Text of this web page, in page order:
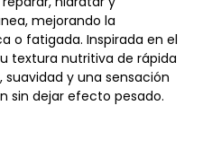
mejorando la
o fatigada. Inspirada en el
textura nutritiva de rápida
y una sensación
sin dejar efecto pesado.